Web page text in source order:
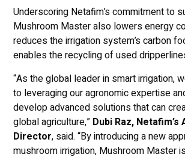
Underscoring Netafim’s commitment to
Mushroom Master also lowers energy
reduces the irrigation system’s carbon
enables the recycling of used
“As the global leader in smart irrigation,
to leveraging our agronomic expertise
develop advanced solutions that can
global agriculture,”Dubi Raz,
Director, said. “By introducing a new
mushroom irrigation, Mushroom Master